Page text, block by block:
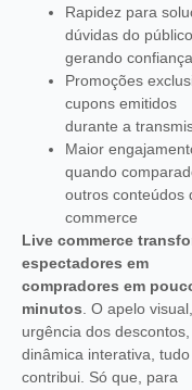
Rapidez para
dúvidas do
gerando
Promoções
cupons emitidos
durante a
Maior
quando
outros conteúdos
commerce
Live commerce
espectadores em
compradores em
minutos. O apelo
urgência dos
dinâmica interativa,
contribui. Só que, para